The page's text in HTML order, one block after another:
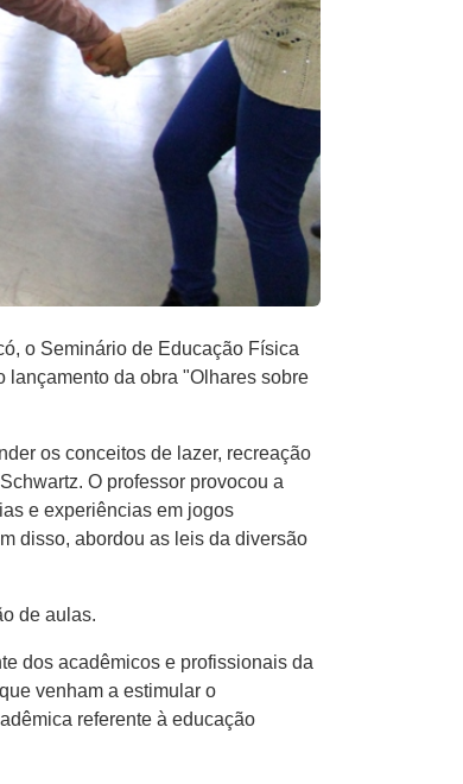
o Seminário de Educação Física
lançamento da obra "Olhares sobre
os conceitos de lazer, recreação
O professor provocou a
e experiências em jogos
disso, abordou as leis da diversão
de aulas.
dos acadêmicos e profissionais da
venham a estimular o
referente à educação